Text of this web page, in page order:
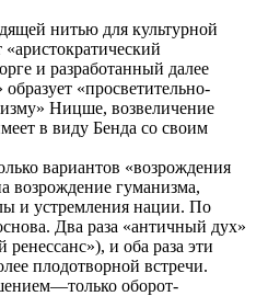
нитью для культурной
и разработанный далее
«просветительно-
Ницше, возвеличение
в виду Бенда со своим
вариантов «возрождения
возрождение гуманизма,
и устремления нации. По
Два раза «античный дух»
и оба раза эти
плодотворной встречи.
оборот-